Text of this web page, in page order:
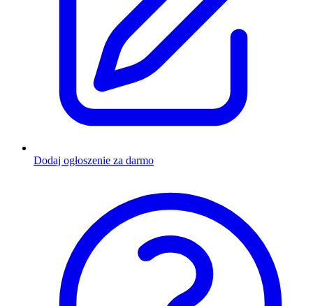
Dodaj ogłoszenie za darmo